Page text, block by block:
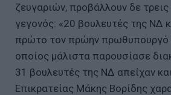
ζευγαριών, προβάλλουν δε
γεγονός: «20 βουλευτές της ΝΔ
πρώτο τον πρώην πρωθυπουργό
οποίος μάλιστα παρουσίασε
31 βουλευτές της ΝΔ απείχαν
Επικρατείας Μάκης Βορίδης